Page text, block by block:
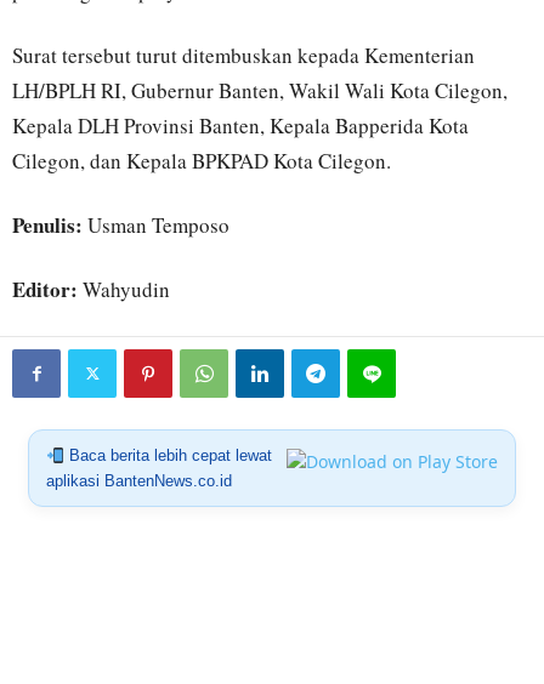
Surat tersebut turut ditembuskan kepada Kementerian
LH/BPLH RI, Gubernur Banten, Wakil Wali Kota Cilegon,
Kepala DLH Provinsi Banten, Kepala Bapperida Kota
Cilegon, dan Kepala BPKPAD Kota Cilegon.
Penulis: Usman Temposo
Editor: Wahyudin
Baca berita lebih cepat lewat
aplikasi BantenNews.co.id